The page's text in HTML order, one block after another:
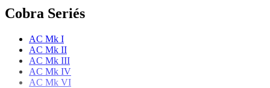
Cobra Seriés
AC Mk I
AC Mk II
AC Mk III
AC Mk IV
AC Mk VI